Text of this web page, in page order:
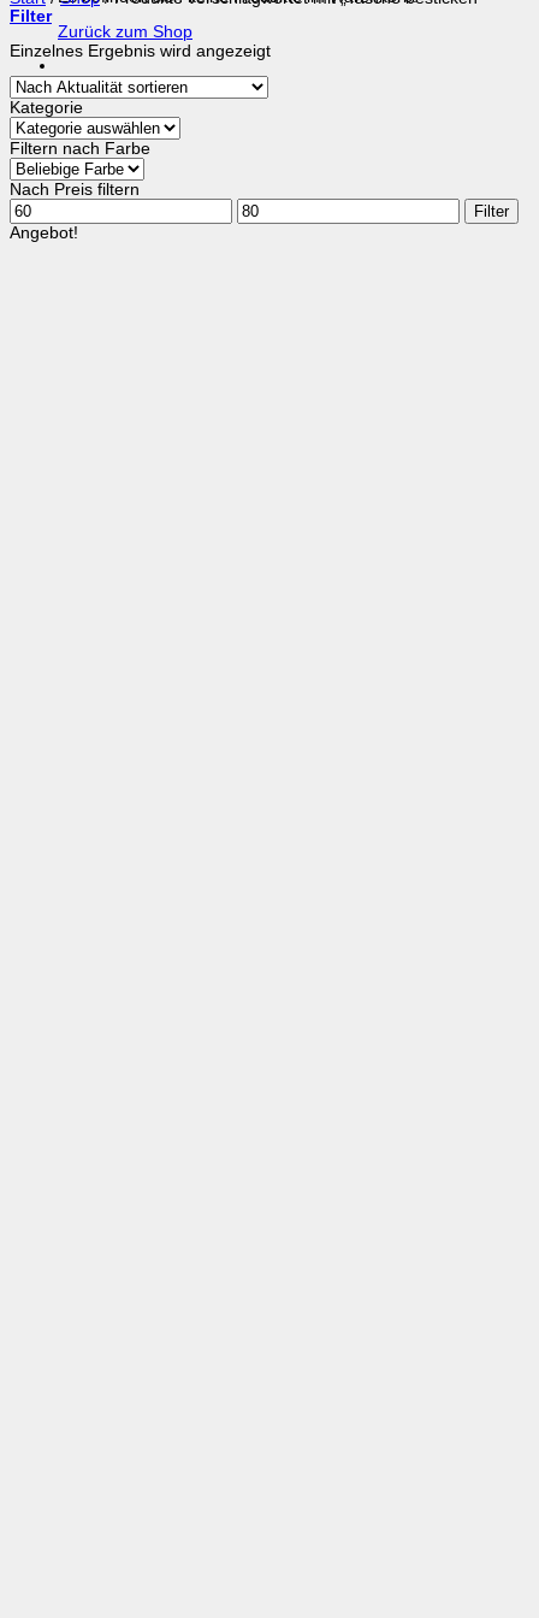
Zurück zum Shop
Filter
Einzelnes Ergebnis wird angezeigt
Kategorie
Filtern nach Farbe
Nach Preis filtern
Min.
Preis
Max.
Preis
Filter
Angebot!